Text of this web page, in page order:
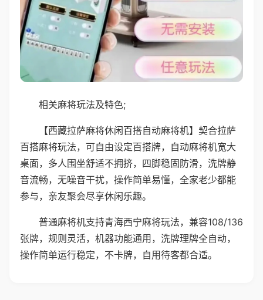
相关麻将玩法及特色;
【西藏拉萨麻将休闲百搭自动麻将机】契合拉萨
百搭麻将玩法，可自由设定百搭牌，自动麻将机宽大
桌面，多人围坐舒适不拥挤，四脚稳固防滑，洗牌静
音流畅，无噪音干扰，操作简单易懂，全家老少都能
参与，亲友聚会尽享休闲乐趣。
普通麻将机支持青海西宁麻将玩法，兼容108/136
张牌，规则灵活，机器功能通用，洗牌理牌全自动，
操作简单运行稳定，不卡牌，自用待客都合适。